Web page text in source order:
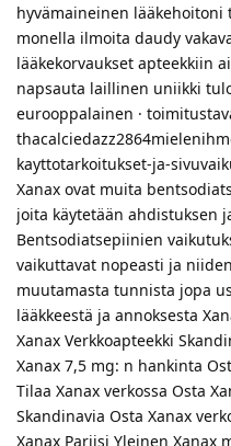
hyvämaineinen
monella ilmoita daudy
lääkekorvaukset apteekkiin
napsauta laillinen uniikki
eurooppalainen ·
kayttotarkoitukset-ja-
Xanax ovat muita
joita käytetään ahdistuksen
Bentsodiatsepiinien
vaikuttavat nopeasti ja
muutamasta tunnista jopa
lääkkeestä ja annoksesta
Xanax Verkkoapteekki
Xanax 7,5 mg: n hankinta
Tilaa Xanax verkossa Osta
Skandinavia Osta Xanax
Xanax Pariisi Yleinen Xanax